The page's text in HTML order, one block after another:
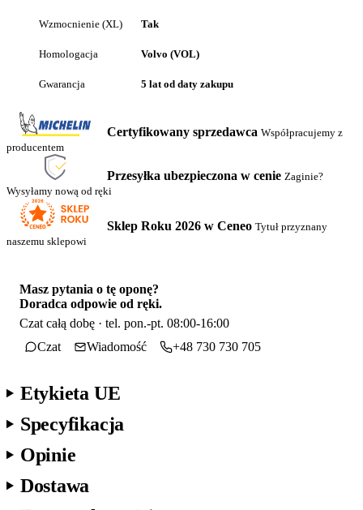
Wzmocnienie (XL) Tak
Homologacja Volvo (VOL)
Gwarancja 5 lat od daty zakupu
Certyfikowany sprzedawca Współpracujemy z
producentem
Przesyłka ubezpieczona w cenie Zaginie?
Wysyłamy nową od ręki
Sklep Roku 2026 w Ceneo Tytuł przyznany
naszemu sklepowi
Masz pytania o tę oponę?
Doradca odpowie od ręki.
Czat całą dobę · tel. pon.-pt. 08:00-16:00
Czat
Wiadomość +48 730 730 705
Etykieta UE
Specyfikacja
Opinie
Dostawa